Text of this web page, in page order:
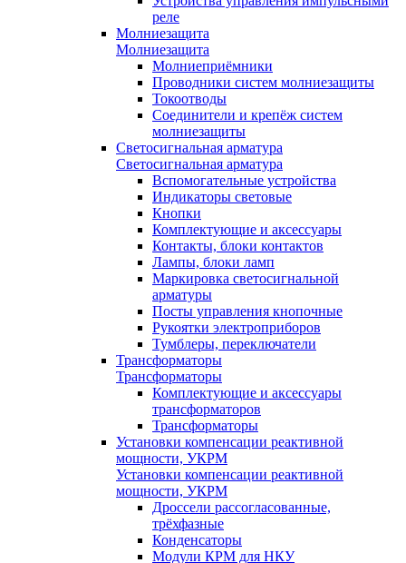
реле
Молниезащита
Молниезащита
Молниеприёмники
Проводники систем молниезащиты
Токоотводы
Соединители и крепёж систем
молниезащиты
Светосигнальная арматура
Светосигнальная арматура
Вспомогательные устройства
Индикаторы световые
Кнопки
Комплектующие и аксессуары
Контакты, блоки контактов
Лампы, блоки ламп
Маркировка светосигнальной
арматуры
Посты управления кнопочные
Рукоятки электроприборов
Тумблеры, переключатели
Трансформаторы
Трансформаторы
Комплектующие и аксессуары
трансформаторов
Трансформаторы
Установки компенсации реактивной
мощности, УКРМ
Установки компенсации реактивной
мощности, УКРМ
Дроссели рассогласованные,
трёхфазные
Конденсаторы
Модули КРМ для НКУ